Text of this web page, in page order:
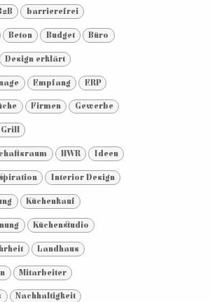
barrierefrei
Beton Budget Büro
Design erklärt
Empfang ERP
Firmen Gewerbe
Grill
HWR Ideen
Interior Design
Küchenkauf
Küchenstudio
Landhaus
Mitarbeiter
Nachhaltigkeit